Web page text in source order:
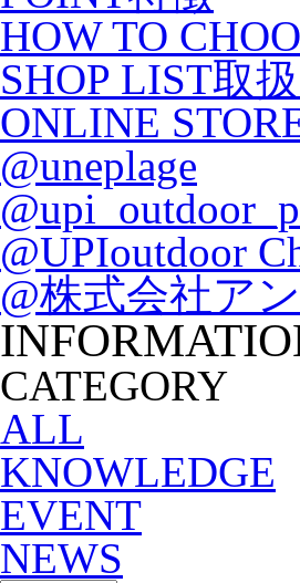
HOW TO
SHOP LIST取
ONLINE
@uneplage
@UPIoutdoor
@株式会社ア
CATEGORY
ALL
KNOWLEDGE
EVENT
NEWS